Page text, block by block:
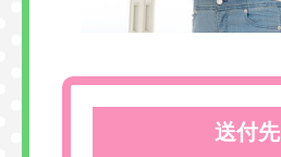
送付先